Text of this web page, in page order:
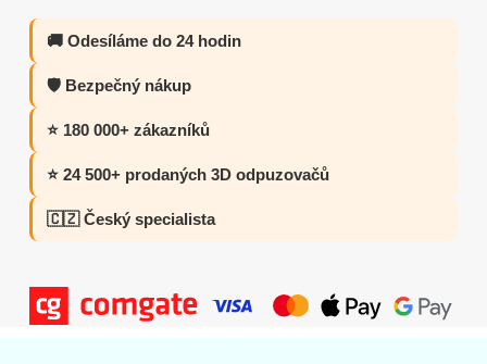
🚚 Odesíláme do 24 hodin
🛡️ Bezpečný nákup
⭐ 180 000+ zákazníků
⭐ 24 500+ prodaných 3D odpuzovačů
🇨🇿 Český specialista